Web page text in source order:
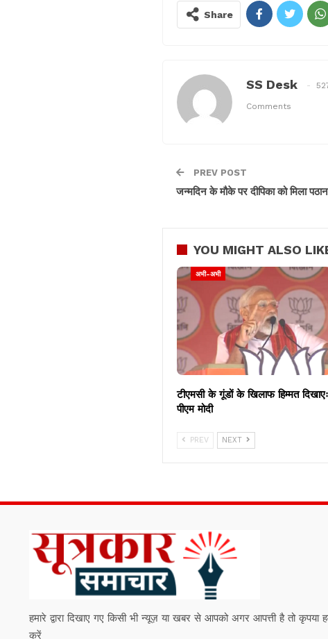
Share
SS Desk
Comments
PREV POST
जन्मदिन के मौके पर दीपिका को मिला
YOU MIGHT ALSO
अभी-अभी
टीएमसी के गूंडों के खिलाफ हिम्मत दिखाएः
पीएम मोदी
PREV NEXT
हमारे द्वारा दिखाए गए किसी भी न्यूज़ या खबर से आपको अगर आपत्ती है तो कृपया
करें